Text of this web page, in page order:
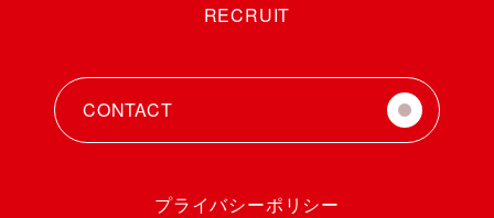
RECRUIT
CONTACT
プライバシーポリシー